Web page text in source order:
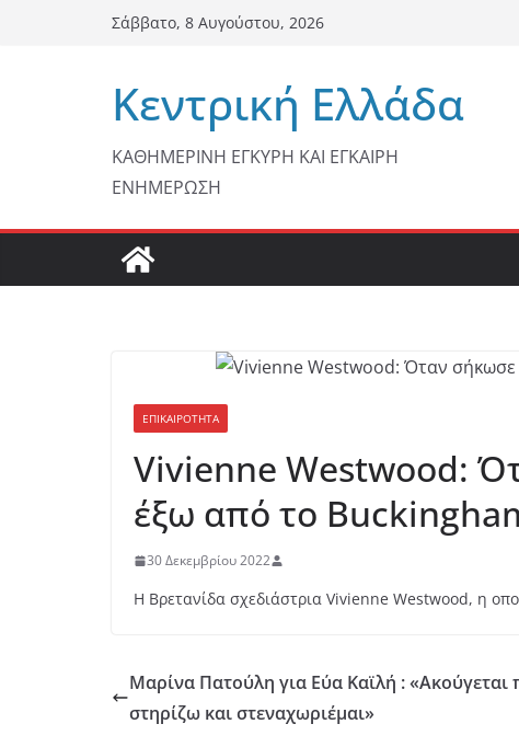
Σάββατο, 8 Αυγούστου, 2026
Κεντρική Ελλάδα
ΚΑΘΗΜΕΡΙΝΗ ΕΓΚΥΡΗ ΚΑΙ ΕΓΚΑΙΡΗ
ΕΝΗΜΕΡΩΣΗ
ΕΠΙΚΑΙΡΟΤΗΤΑ
Vivienne Westwood:
έξω από το
30 Δεκεμβρίου 2022
Η Βρετανίδα σχεδιάστρια Vivienne Westwood, η
Μαρίνα Πατούλη για Εύα Καϊλή : «Ακούγεται
στηρίζω και στεναχωριέμαι»